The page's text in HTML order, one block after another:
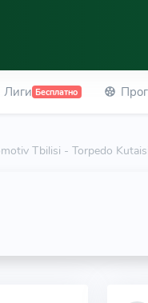
Лиги Бесплатно
Tbilisi - Torpedo